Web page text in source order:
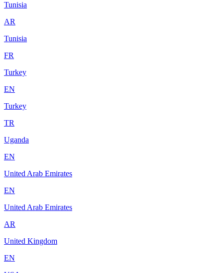
Tunisia
AR
Tunisia
FR
Turkey
EN
Turkey
TR
Uganda
EN
United Arab Emirates
EN
United Arab Emirates
AR
United Kingdom
EN